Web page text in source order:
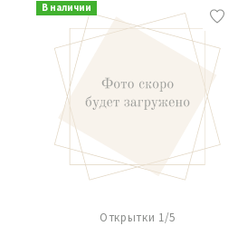
В наличии
Открытки 1/5